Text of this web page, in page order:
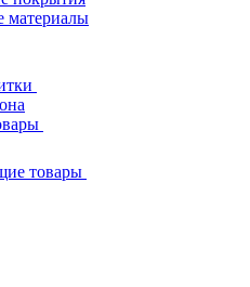
материалы
товары